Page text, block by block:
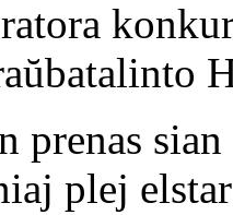
prenas
plej